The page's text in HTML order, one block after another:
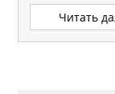
Читать